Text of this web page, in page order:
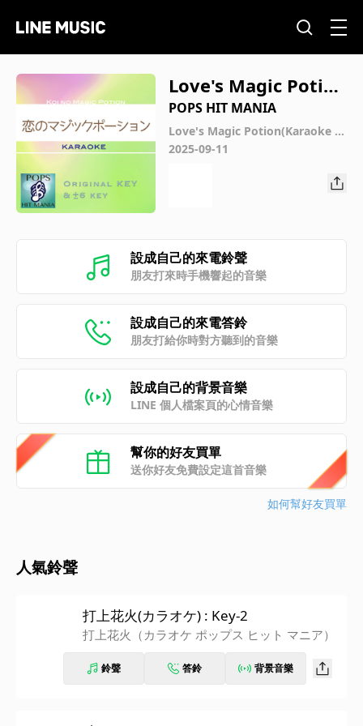
Love's Magic Potion
(Karaoke) : Key-6
POPS HIT MANIA
Love's Magic Potion(Karaoke P
ops Hit Mania)
2025-09-11
設成自己的來電鈴聲
朋友打來時手機響起的音樂
設成自己的來電答鈴
朋友打給你時對方聽到的音樂
設成自己的背景音樂
LINE 個人檔案頁的心情音樂
幫你的好友買單
送你好友免費設定這首音樂
如何幫好友買單
人氣鈴聲
打上花火(カラオケ) : Key-2
打上花火（カラオケ ポップス ヒット マニア）
鈴聲 答鈴 背景音樂